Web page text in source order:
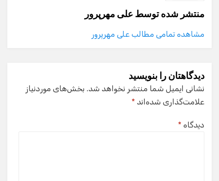
منتشر شده توسطعلی مهرپرور
مشاهده تمامی مطالب علی مهرپرور
دیدگاهتان را بنویسید
نشانی ایمیل شما منتشر نخواهد شد. بخش‌های موردنیاز
علامت‌گذاری شده‌اند *
دیدگاه *